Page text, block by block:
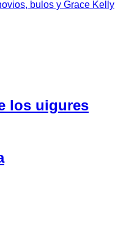
bulos y Grace Kelly
los uigures